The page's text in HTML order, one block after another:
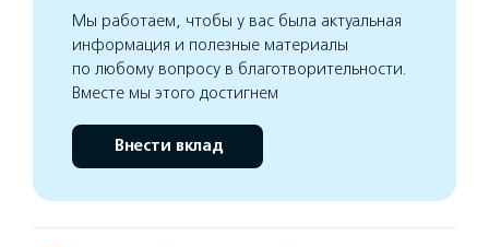
Мы работаем, чтобы у вас была актуальная
информация и полезные материалы
по любому вопросу в благотворительности.
Вместе мы этого достигнем
Внести вклад